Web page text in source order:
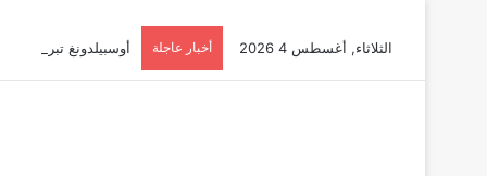
الثلاثاء, أغسطس 4 2026 أخبار عاجلة أوسبيلدونغ تبريد مراكز البيانات